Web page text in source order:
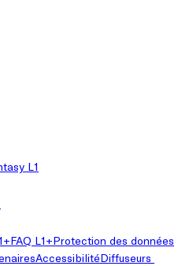
L1
FAQ L1+Protection des données
AccessibilitéDiffuseurs